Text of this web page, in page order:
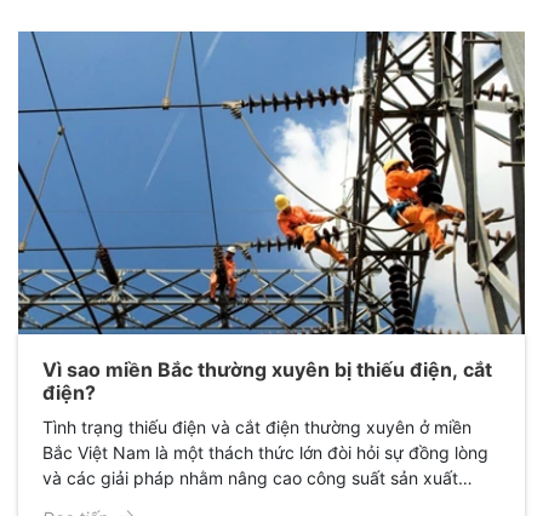
văn phòng bận rộn hay chủ doanh nghiệp thông thái.
Vì sao miền Bắc thường xuyên bị thiếu điện, cắt
điện?
Tình trạng thiếu điện và cắt điện thường xuyên ở miền
Bắc Việt Nam là một thách thức lớn đòi hỏi sự đồng lòng
và các giải pháp nhằm nâng cao công suất sản xuất